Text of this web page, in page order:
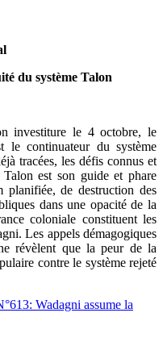
du système Talon
investiture le 4 octobre, le
le continuateur du système
tracées, les défis connus et
est son guide et phare
de destruction des
dans une opacité de la
coloniale constituent les
Les appels démagogiques
révèlent que la peur de la
contre le système rejeté
Wadagni assume la